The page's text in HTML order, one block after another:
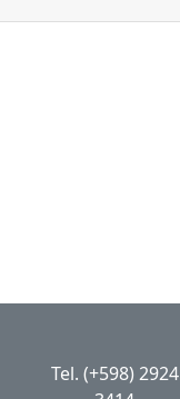
Tel. (+598) 2924